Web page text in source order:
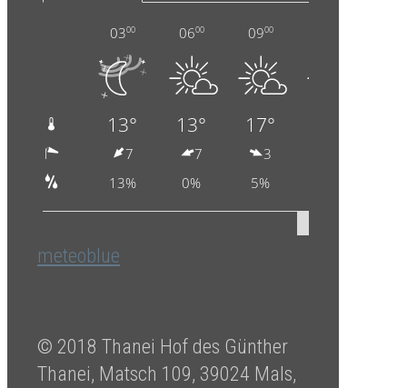
meteoblue
© 2018 Thanei Hof des Günther
Thanei, Matsch 109, 39024 Mals,